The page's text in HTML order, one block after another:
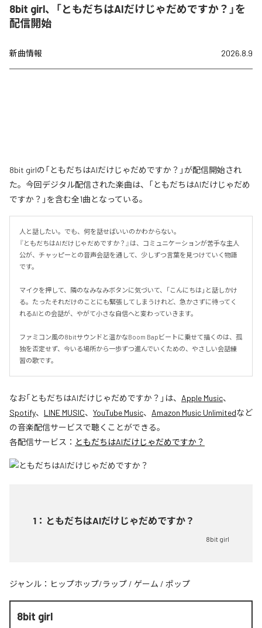
8bit girl、「ともだちはAIだけじゃだめですか？」を
配信開始
新曲情報 2026.8.9
8bit girlの「ともだちはAIだけじゃだめですか？」が配信開始され
た。今回デジタル配信された楽曲は、「ともだちはAIだけじゃだめ
ですか？」を含む全1曲となっている。
人と話したい。でも、何を話せばいいのかわからない。
『ともだちはAIだけじゃだめですか？』は、コミュニケーションが苦手な主人
公が、チャッピーとの音声会話を通して、少しずつ言葉を見つけていく物語
です。
マイクを押して、隣のなみなみボタンに気づいて、「こんにちは」と話しかけ
る。たったそれだけのことにも緊張してしまうけれど、急かさずに待ってく
れるAIとの会話が、やがて小さな自信へと変わっていきます。
ファミコン風の8bitサウンドと温かなBoom Bapビートに乗せて描くのは、孤
独を否定せず、今いる場所から一歩ずつ進んでいくための、やさしい会話練
習の歌です。
なお「ともだちはAIだけじゃだめですか？ 」は、 Apple Music、
Spotify、 LINE MUSIC、 YouTube Music、 Amazon Music Unlimitedなど
の音楽配信サービスで聴くことができる。
各配信サービス： ともだちはAIだけじゃだめですか？
1 ： ともだちはAIだけじゃだめですか？
8bit girl
ジャンル： ヒップホップ/ラップ / ゲーム / ポップ
8bit girl